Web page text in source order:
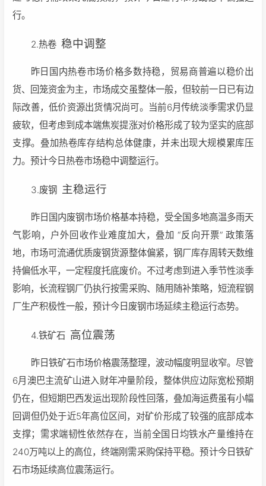
行。
2.热卷 稳中调整
昨日国内热卷市场价格多数持稳，贸易商普遍以稳价出
货、回笼资金为主，市场成交虽整体一般，但较前一日已有边
际改善，低价资源出货情况尚可。当前6月传统淡季需求仍显
疲软，但考虑到成本端焦炭提涨对价格形成了较为坚实的底部
支撑。叠加热卷库存结构总体健康，并未出现大规模累库压
力。预计今日热卷市场稳中调整运行。
3.废钢 主稳运行
昨日国内废钢市场价格基本持稳，受全国多地高温多雨天
气影响，户外回收作业难度加大，叠加 “反向开票” 政策落
地，市场可流通优质废钢货源整体偏紧，钢厂库存周转天数维
持偏低水平，一定程度托底废价。不过考虑到进入季节性淡季
影响，长流程钢厂仍执行按需采购、随用随补策略，短流程钢
厂生产积极性一般，预计今日废钢市场延续主稳运行态势。
4.铁矿石 高位震荡
昨日铁矿石市场价格震荡整理，波动幅度明显收窄。尽管
6月澳巴主流矿山进入财年冲量阶段，整体供应边际宽松预期
仍在，但短期巴西发运出现阶段性回落，叠加海运费虽有小幅
回调但仍处于近5年高位区间，对矿价形成了较强的底部成本
支撑；需求端韧性依然存在，当前全国日均铁水产量维持在
240万吨以上的高位，终端刚需采购保持平稳。预计今日铁矿
石市场延续高位震荡运行。